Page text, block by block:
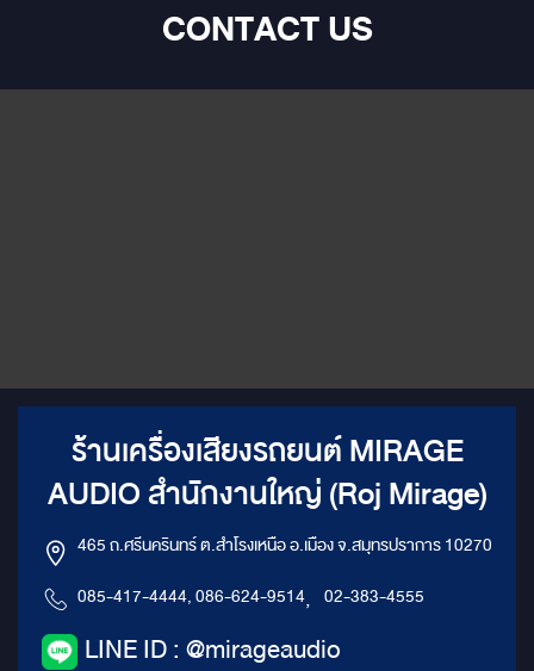
CONTACT US
ร้านเครื่องเสียงรถยนต์ MIRAGE
AUDIO สำนักงานใหญ่ (Roj Mirage)
465 ถ.ศรีนครินทร์ ต.สำโรงเหนือ อ.เมือง จ.สมุทรปราการ 10270
085-417-4444, 086-624-9514, 02-383-4555
LINE ID : @mirageaudio